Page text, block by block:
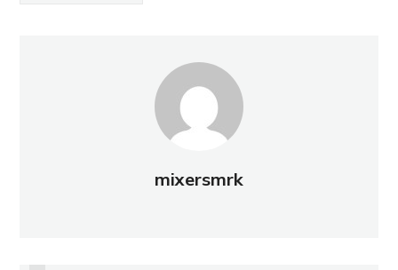
mixersmrk